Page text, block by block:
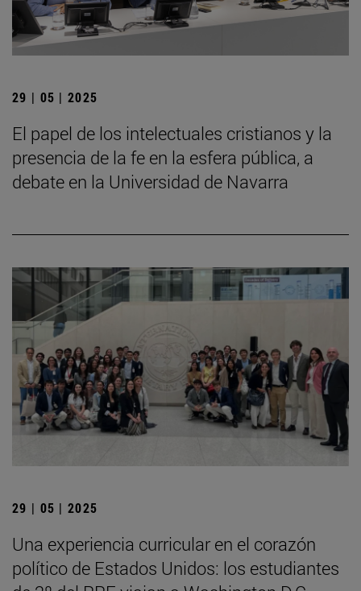
29 | 05 | 2025
El papel de los intelectuales cristianos y la
presencia de la fe en la esfera pública, a
debate en la Universidad de Navarra
29 | 05 | 2025
Una experiencia curricular en el corazón
político de Estados Unidos: los estudiantes